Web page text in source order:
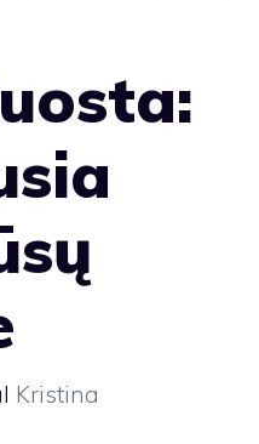
Kristina